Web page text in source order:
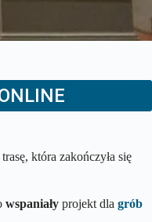
która zakończyła się
wspaniały projekt dla grób